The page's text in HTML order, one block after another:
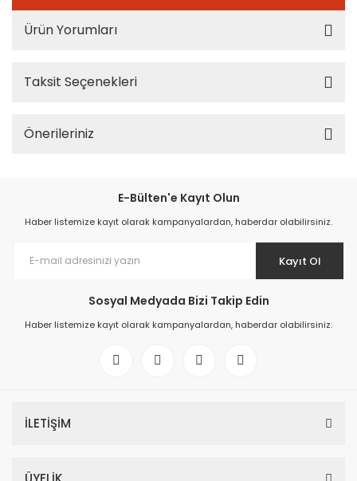
Ürün Yorumları
Taksit Seçenekleri
Önerileriniz
E-Bülten'e Kayıt Olun
Haber listemize kayıt olarak kampanyalardan, haberdar olabilirsiniz.
Kayıt Ol
Sosyal Medyada Bizi Takip Edin
Haber listemize kayıt olarak kampanyalardan, haberdar olabilirsiniz.
İLETİŞİM